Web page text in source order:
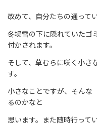
改めて、自分たちの通って
冬場雪の下に隠れていたゴ
付かされます。
そして、草むらに咲く小さ
す。
小さなことですが、そんな
るのかなと
思います。また随時行って